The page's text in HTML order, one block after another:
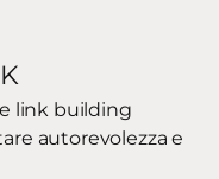
link building
autorevolezza e